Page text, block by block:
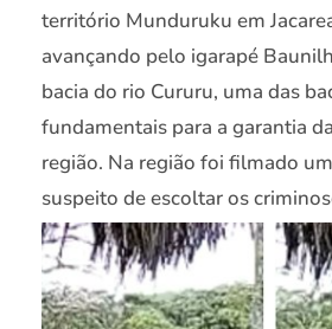
território Munduruku em
avançando pelo igarapé
bacia do rio Cururu, uma das
fundamentais para a garantia
região. Na região foi filmado
suspeito de escoltar os